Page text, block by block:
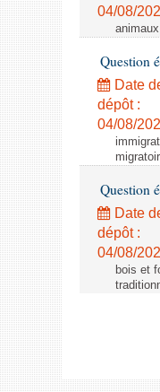
04/08/
Question
Date
dépôt :
04/08/
Question
Date
dépôt :
04/08/
bois et